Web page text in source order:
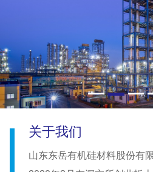
关于我们
山东东岳有机硅材料股份有